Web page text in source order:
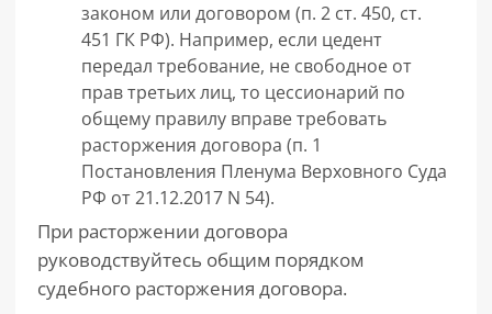
законом или договором (п. 2 ст. 450, ст.
451 ГК РФ). Например, если цедент
передал требование, не свободное от
прав третьих лиц, то цессионарий по
общему правилу вправе требовать
расторжения договора (п. 1
Постановления Пленума Верховного Суда
РФ от 21.12.2017 N 54).
При расторжении договора
руководствуйтесь общим порядком
судебного расторжения договора.